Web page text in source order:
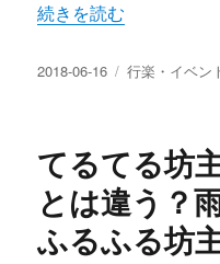
“今年の祇園際のスケ
続きを読む
投
2018-06-16
カ
ー
行楽・イベン
てるてる坊
とは違う？
ふるふる坊